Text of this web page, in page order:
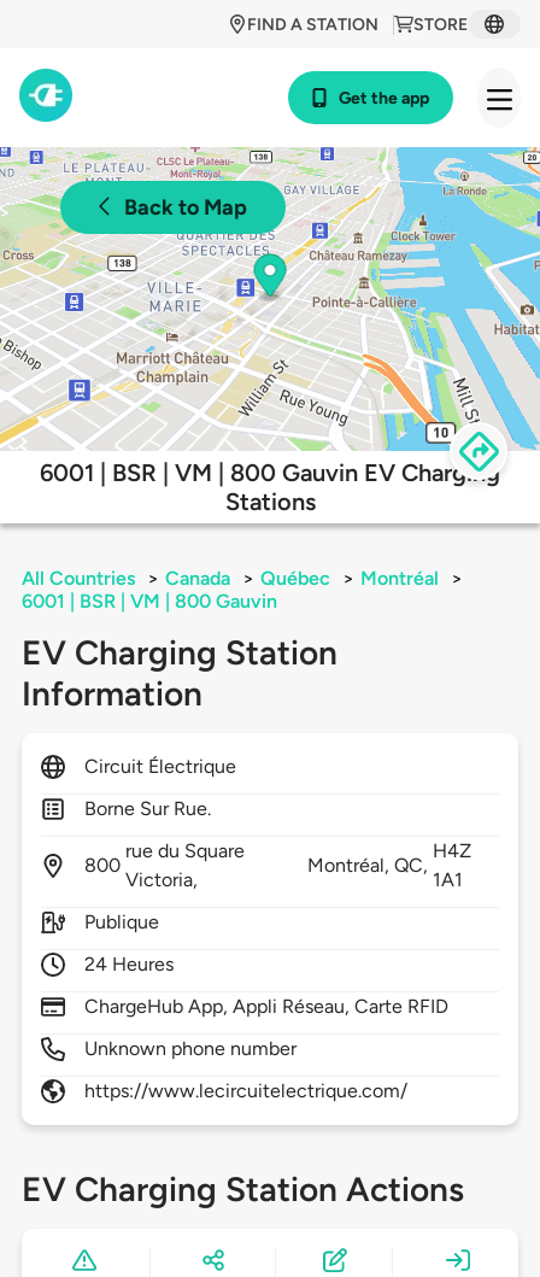
STORE
FIND A STATION
Get the app
Back to Map
6001 | BSR | VM | 800 Gauvin EV Charging
Stations
All Countries > Canada > Québec > Montréal
>
6001 | BSR | VM | 800 Gauvin
EV Charging Station
Information
Circuit Électrique
Borne Sur Rue.
800
rue du Square
Victoria,
Montréal, QC,
H4Z
1A1
Publique
24 Heures
ChargeHub App, Appli Réseau, Carte RFID
Unknown phone number
https://www.lecircuitelectrique.com/
EV Charging Station Actions